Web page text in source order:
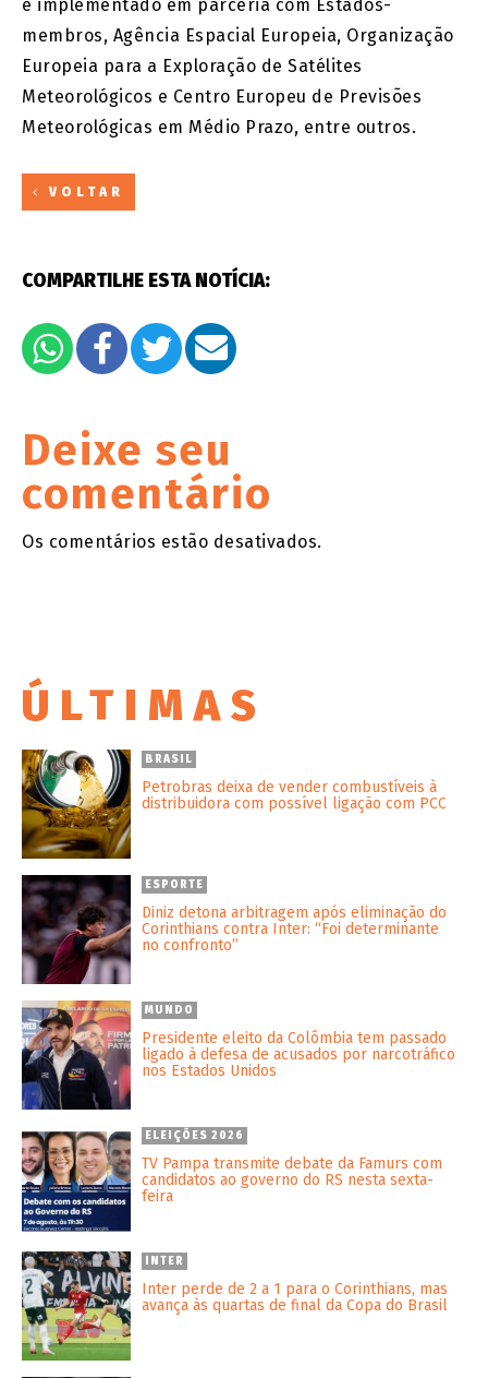
e implementado em parceria com Estados-
membros, Agência Espacial Europeia, Organização
Europeia para a Exploração de Satélites
Meteorológicos e Centro Europeu de Previsões
Meteorológicas em Médio Prazo, entre outros.
VOLTAR
COMPARTILHE ESTA NOTÍCIA:
Deixe seu
comentário
Os comentários estão desativados.
ÚLTIMAS
BRASIL
Petrobras deixa de vender combustíveis à
distribuidora com possível ligação com PCC
ESPORTE
Diniz detona arbitragem após eliminação do
Corinthians contra Inter: “Foi determinante
no confronto”
MUNDO
Presidente eleito da Colômbia tem passado
ligado à defesa de acusados por narcotráfico
nos Estados Unidos
ELEIÇÕES 2026
TV Pampa transmite debate da Famurs com
candidatos ao governo do RS nesta sexta-
feira
INTER
Inter perde de 2 a 1 para o Corinthians, mas
avança às quartas de final da Copa do Brasil